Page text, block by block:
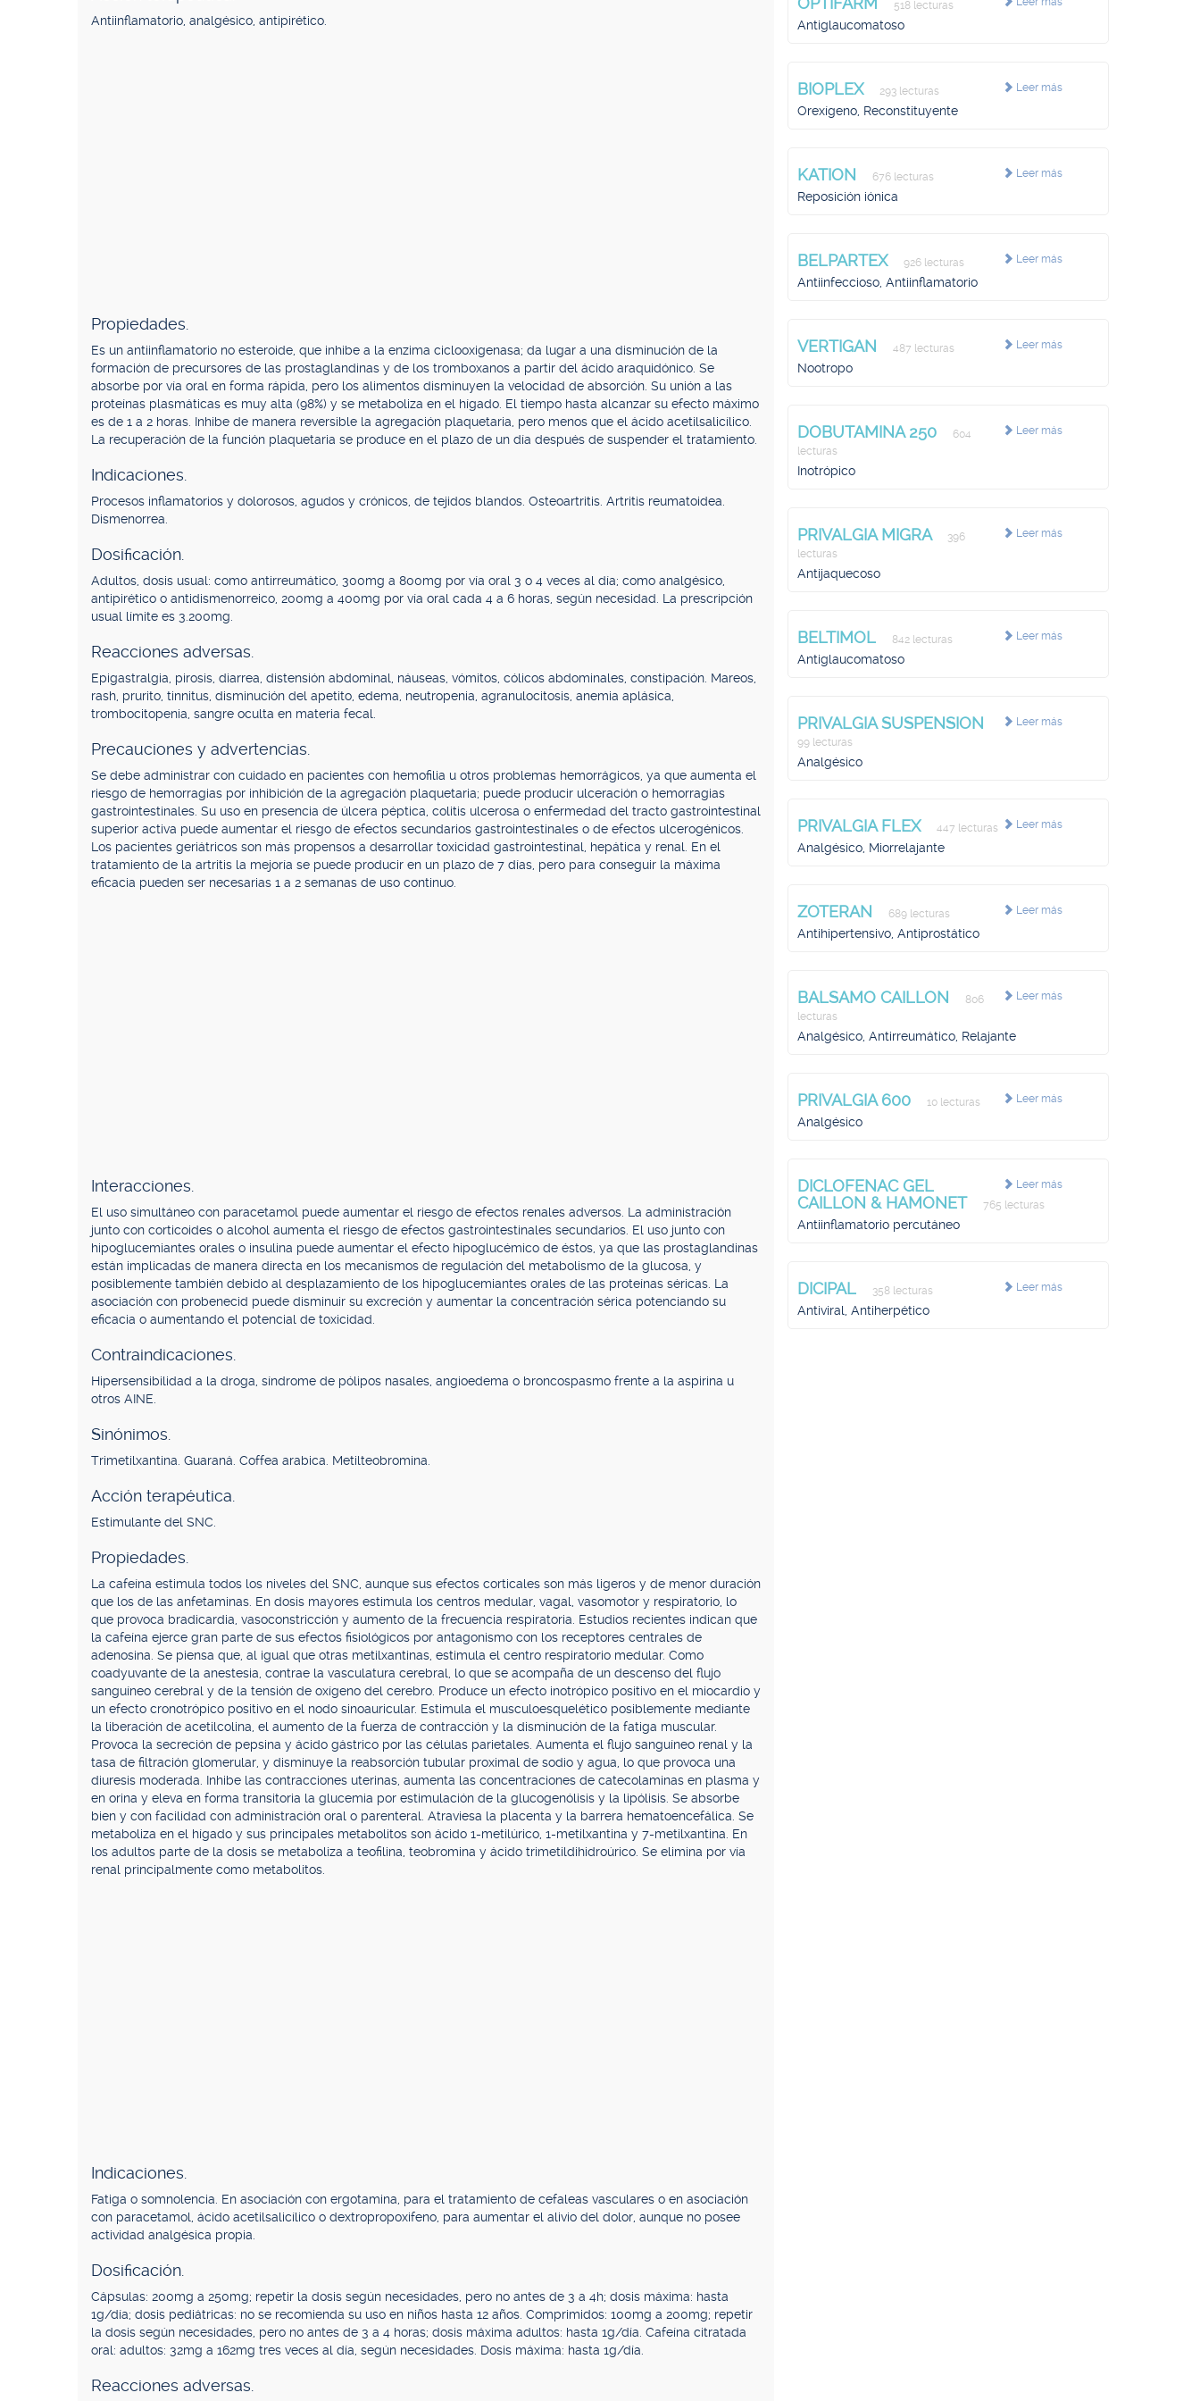
Antiinflamatorio, analgésico, antipirético.
Propiedades.
Es un antiinflamatorio no esteroide, que inhibe a la enzima ciclooxigenasa; da lugar a una disminución de la
formación de precursores de las prostaglandinas y de los tromboxanos a partir del ácido araquidónico. Se
absorbe por vía oral en forma rápida, pero los alimentos disminuyen la velocidad de absorción. Su unión a las
proteínas plasmáticas es muy alta (98%) y se metaboliza en el hígado. El tiempo hasta alcanzar su efecto máximo
es de 1 a 2 horas. Inhibe de manera reversible la agregación plaquetaria, pero menos que el ácido acetilsalicílico.
La recuperación de la función plaquetaria se produce en el plazo de un día después de suspender el tratamiento.
Indicaciones.
Procesos inflamatorios y dolorosos, agudos y crónicos, de tejidos blandos. Osteoartritis. Artritis reumatoidea.
Dismenorrea.
Dosificación.
Adultos, dosis usual: como antirreumático, 300mg a 800mg por vía oral 3 o 4 veces al día; como analgésico,
antipirético o antidismenorreico, 200mg a 400mg por vía oral cada 4 a 6 horas, según necesidad. La prescripción
usual límite es 3.200mg.
Reacciones adversas.
Epigastralgia, pirosis, diarrea, distensión abdominal, náuseas, vómitos, cólicos abdominales, constipación. Mareos,
rash, prurito, tinnitus, disminución del apetito, edema, neutropenia, agranulocitosis, anemia aplásica,
trombocitopenia, sangre oculta en materia fecal.
Precauciones y advertencias.
Se debe administrar con cuidado en pacientes con hemofilia u otros problemas hemorrágicos, ya que aumenta el
riesgo de hemorragias por inhibición de la agregación plaquetaria; puede producir ulceración o hemorragias
gastrointestinales. Su uso en presencia de úlcera péptica, colitis ulcerosa o enfermedad del tracto gastrointestinal
superior activa puede aumentar el riesgo de efectos secundarios gastrointestinales o de efectos ulcerogénicos.
Los pacientes geriátricos son más propensos a desarrollar toxicidad gastrointestinal, hepática y renal. En el
tratamiento de la artritis la mejoría se puede producir en un plazo de 7 días, pero para conseguir la máxima
eficacia pueden ser necesarias 1 a 2 semanas de uso continuo.
Interacciones.
El uso simultáneo con paracetamol puede aumentar el riesgo de efectos renales adversos. La administración
junto con corticoides o alcohol aumenta el riesgo de efectos gastrointestinales secundarios. El uso junto con
hipoglucemiantes orales o insulina puede aumentar el efecto hipoglucémico de éstos, ya que las prostaglandinas
están implicadas de manera directa en los mecanismos de regulación del metabolismo de la glucosa, y
posiblemente también debido al desplazamiento de los hipoglucemiantes orales de las proteínas séricas. La
asociación con probenecid puede disminuir su excreción y aumentar la concentración sérica potenciando su
eficacia o aumentando el potencial de toxicidad.
Contraindicaciones.
Hipersensibilidad a la droga, síndrome de pólipos nasales, angioedema o broncospasmo frente a la aspirina u
otros AINE.
Sinónimos.
Trimetilxantina. Guaraná. Coffea arabica. Metilteobromina.
Acción terapéutica.
Estimulante del SNC.
Propiedades.
La cafeína estimula todos los niveles del SNC, aunque sus efectos corticales son más ligeros y de menor duración
que los de las anfetaminas. En dosis mayores estimula los centros medular, vagal, vasomotor y respiratorio, lo
que provoca bradicardia, vasoconstricción y aumento de la frecuencia respiratoria. Estudios recientes indican que
la cafeína ejerce gran parte de sus efectos fisiológicos por antagonismo con los receptores centrales de
adenosina. Se piensa que, al igual que otras metilxantinas, estimula el centro respiratorio medular. Como
coadyuvante de la anestesia, contrae la vasculatura cerebral, lo que se acompaña de un descenso del flujo
sanguíneo cerebral y de la tensión de oxígeno del cerebro. Produce un efecto inotrópico positivo en el miocardio y
un efecto cronotrópico positivo en el nodo sinoauricular. Estimula el musculoesquelético posiblemente mediante
la liberación de acetilcolina, el aumento de la fuerza de contracción y la disminución de la fatiga muscular.
Provoca la secreción de pepsina y ácido gástrico por las células parietales. Aumenta el flujo sanguíneo renal y la
tasa de filtración glomerular, y disminuye la reabsorción tubular proximal de sodio y agua, lo que provoca una
diuresis moderada. Inhibe las contracciones uterinas, aumenta las concentraciones de catecolaminas en plasma y
en orina y eleva en forma transitoria la glucemia por estimulación de la glucogenólisis y la lipólisis. Se absorbe
bien y con facilidad con administración oral o parenteral. Atraviesa la placenta y la barrera hematoencefálica. Se
metaboliza en el hígado y sus principales metabolitos son ácido 1-metilúrico, 1-metilxantina y 7-metilxantina. En
los adultos parte de la dosis se metaboliza a teofilina, teobromina y ácido trimetildihidroúrico. Se elimina por vía
renal principalmente como metabolitos.
Indicaciones.
Fatiga o somnolencia. En asociación con ergotamina, para el tratamiento de cefaleas vasculares o en asociación
con paracetamol, ácido acetilsalicílico o dextropropoxifeno, para aumentar el alivio del dolor, aunque no posee
actividad analgésica propia.
Dosificación.
Cápsulas: 200mg a 250mg; repetir la dosis según necesidades, pero no antes de 3 a 4h; dosis máxima: hasta
1g/día; dosis pediátricas: no se recomienda su uso en niños hasta 12 años. Comprimidos: 100mg a 200mg; repetir
la dosis según necesidades, pero no antes de 3 a 4 horas; dosis máxima adultos: hasta 1g/día. Cafeína citratada
oral: adultos: 32mg a 162mg tres veces al día, según necesidades. Dosis máxima: hasta 1g/día.
Reacciones adversas.
518 lecturas
Antiglaucomatoso
Leer más
BIOPLEX 293 lecturas
Orexígeno, Reconstituyente
Leer más
KATION 676 lecturas
Reposición iónica
Leer más
BELPARTEX 926 lecturas
Antiinfeccioso, Antiinflamatorio
Leer más
VERTIGAN 487 lecturas
Nootropo
Leer más
DOBUTAMINA 250
604
lecturas
Inotrópico
Leer más
PRIVALGIA MIGRA
396
lecturas
Antijaquecoso
Leer más
BELTIMOL 842 lecturas
Antiglaucomatoso
Leer más
PRIVALGIA SUSPENSION
99 lecturas
Analgésico
Leer más
PRIVALGIA FLEX 447 lecturas
Analgésico, Miorrelajante
Leer más
ZOTERAN 689 lecturas
Antihipertensivo, Antiprostático
Leer más
BALSAMO CAILLON
806
lecturas
Analgésico, Antirreumático, Relajante
Leer más
PRIVALGIA 600 10 lecturas
Analgésico
Leer más
DICLOFENAC GEL
CAILLON & HAMONET
765 lecturas
Antiinflamatorio percutáneo
Leer más
DICIPAL 358 lecturas
Antiviral, Antiherpético